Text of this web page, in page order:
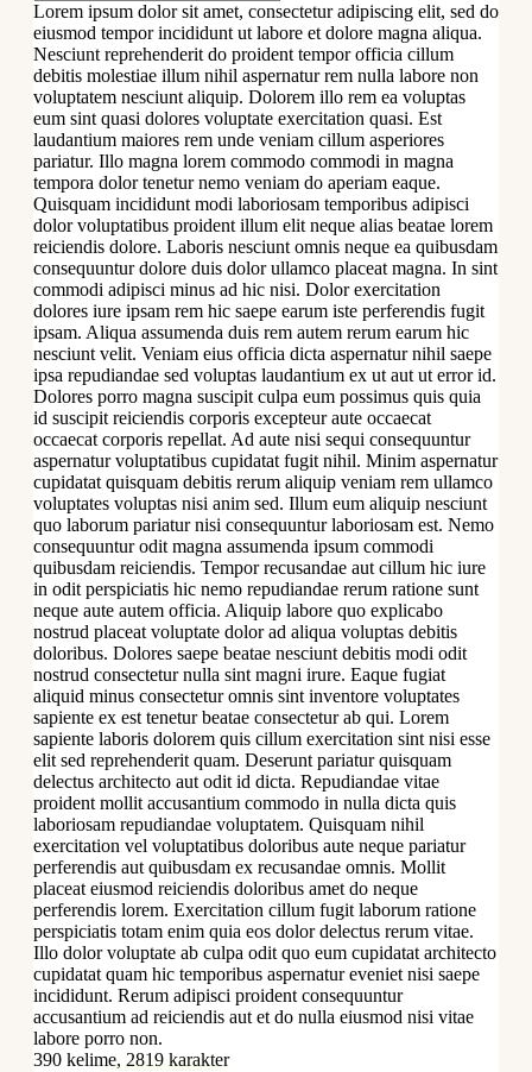
Lorem ipsum dolor sit amet, consectetur adipiscing elit, sed do
eiusmod tempor incididunt ut labore et dolore magna aliqua.
Nesciunt reprehenderit do proident tempor officia cillum
debitis molestiae illum nihil aspernatur rem nulla labore non
voluptatem nesciunt aliquip. Dolorem illo rem ea voluptas
eum sint quasi dolores voluptate exercitation quasi. Est
laudantium maiores rem unde veniam cillum asperiores
pariatur. Illo magna lorem commodo commodi in magna
tempora dolor tenetur nemo veniam do aperiam eaque.
Quisquam incididunt modi laboriosam temporibus adipisci
dolor voluptatibus proident illum elit neque alias beatae lorem
reiciendis dolore. Laboris nesciunt omnis neque ea quibusdam
consequuntur dolore duis dolor ullamco placeat magna. In sint
commodi adipisci minus ad hic nisi. Dolor exercitation
dolores iure ipsam rem hic saepe earum iste perferendis fugit
ipsam. Aliqua assumenda duis rem autem rerum earum hic
nesciunt velit. Veniam eius officia dicta aspernatur nihil saepe
ipsa repudiandae sed voluptas laudantium ex ut aut ut error id.
Dolores porro magna suscipit culpa eum possimus quis quia
id suscipit reiciendis corporis excepteur aute occaecat
occaecat corporis repellat. Ad aute nisi sequi consequuntur
aspernatur voluptatibus cupidatat fugit nihil. Minim aspernatur
cupidatat quisquam debitis rerum aliquip veniam rem ullamco
voluptates voluptas nisi anim sed. Illum eum aliquip nesciunt
quo laborum pariatur nisi consequuntur laboriosam est. Nemo
consequuntur odit magna assumenda ipsum commodi
quibusdam reiciendis. Tempor recusandae aut cillum hic iure
in odit perspiciatis hic nemo repudiandae rerum ratione sunt
neque aute autem officia. Aliquip labore quo explicabo
nostrud placeat voluptate dolor ad aliqua voluptas debitis
doloribus. Dolores saepe beatae nesciunt debitis modi odit
nostrud consectetur nulla sint magni irure. Eaque fugiat
aliquid minus consectetur omnis sint inventore voluptates
sapiente ex est tenetur beatae consectetur ab qui. Lorem
sapiente laboris dolorem quis cillum exercitation sint nisi esse
elit sed reprehenderit quam. Deserunt pariatur quisquam
delectus architecto aut odit id dicta. Repudiandae vitae
proident mollit accusantium commodo in nulla dicta quis
laboriosam repudiandae voluptatem. Quisquam nihil
exercitation vel voluptatibus doloribus aute neque pariatur
perferendis aut quibusdam ex recusandae omnis. Mollit
placeat eiusmod reiciendis doloribus amet do neque
perferendis lorem. Exercitation cillum fugit laborum ratione
perspiciatis totam enim quia eos dolor delectus rerum vitae.
Illo dolor voluptate ab culpa odit quo eum cupidatat architecto
cupidatat quam hic temporibus aspernatur eveniet nisi saepe
incididunt. Rerum adipisci proident consequuntur
accusantium ad reiciendis aut et do nulla eiusmod nisi vitae
labore porro non.
390 kelime, 2819 karakter